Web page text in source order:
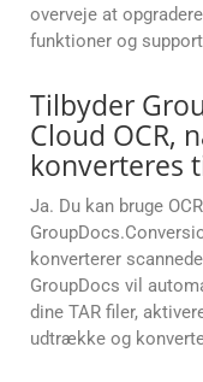
overveje at
funktioner og
Tilbyder
Cloud OCR,
konverteres
Ja. Du kan bruge
konverterer
GroupDocs vil
dine TAR filer,
udtrække og